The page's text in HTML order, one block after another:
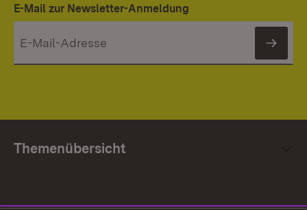
E-Mail zur Newsletter-Anmeldung
Themenübersicht